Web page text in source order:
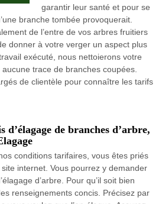
garantir leur santé et pour se
branche tombée provoquerait.
de l’entre de vos arbres fruitiers
donner à votre verger un aspect plus
exécuté, nous nettoierons votre
trace de branches coupées.
de clientèle pour connaître les tarifs
de branches d’arbre,
conditions tarifaires, vous êtes priés
internet. Vous pourrez y demander
d’arbre. Pour qu’il soit bien
renseignements concis. Précisez par